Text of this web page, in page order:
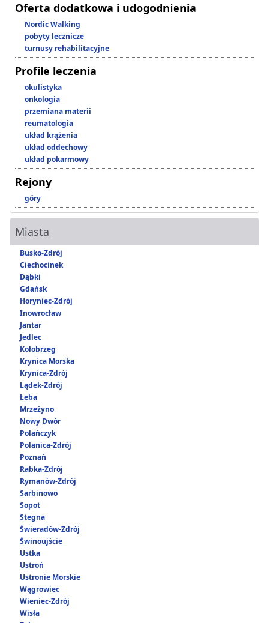
Oferta dodatkowa i udogodnienia
Nordic Walking
pobyty lecznicze
turnusy rehabilitacyjne
Profile leczenia
okulistyka
onkologia
przemiana materii
reumatologia
układ krążenia
układ oddechowy
układ pokarmowy
Rejony
góry
Miasta
Busko-Zdrój
Ciechocinek
Dąbki
Gdańsk
Horyniec-Zdrój
Inowrocław
Jantar
Jedlec
Kołobrzeg
Krynica Morska
Krynica-Zdrój
Lądek-Zdrój
Łeba
Mrzeżyno
Nowy Dwór
Polańczyk
Polanica-Zdrój
Poznań
Rabka-Zdrój
Rymanów-Zdrój
Sarbinowo
Sopot
Stegna
Świeradów-Zdrój
Świnoujście
Ustka
Ustroń
Ustronie Morskie
Wągrowiec
Wieniec-Zdrój
Wisła